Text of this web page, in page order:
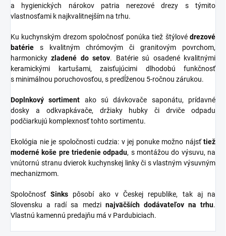
a hygienických nárokov patria nerezové drezy s týmito
vlastnosťami k najkvalitnejším na trhu.
Ku kuchynským drezom spoločnosť ponúka tiež štýlové drezové
batérie s kvalitným chrómovým či granitovým povrchom,
harmonickyzladené do setov. Batérie sú osadené kvalitnými
keramickými kartušami, zaisťujúcimi dlhodobú funkčnosť
s minimálnou poruchovosťou, s predĺženou 5-ročnou zárukou.
Doplnkový sortiment ako sú dávkovače saponátu, prídavné
dosky a odkvapkávače, držiaky hubky či drviče odpadu
podčiarkujú komplexnosť tohto sortimentu.
Ekológia nie je spoločnosti cudzia: v jej ponuke možno nájsťtiež
moderné koše pre triedenie odpadu, s montážou do výsuvu, na
vnútornú stranu dvierok kuchynskej linky či s vlastným výsuvným
mechanizmom.
SpoločnosťSinks pôsobí ako v Českej republike, tak aj na
Slovensku a radí sa medzi najväčších dodávateľov na trhu.
Vlastnú kamennú predajňu má v Pardubiciach.